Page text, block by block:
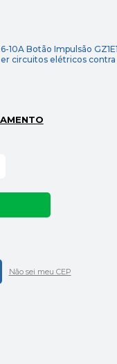
Botão Impulsão
circuitos elétricos